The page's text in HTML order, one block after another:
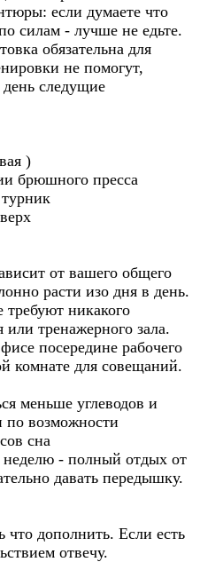
eсли думаете что
силам - лучше не едьте.
обязательна для
не помогут,
день следущие
)
брюшного пресса
от вашего общего
расти изо дня в день.
никакого
или тренажерного зала.
посередине рабочего
комнате для совещаний.
меньше углеводов и
возможности
сна
неделю - полный отдых от
давать передышку.
что дополнить. Если есть
отвечу.